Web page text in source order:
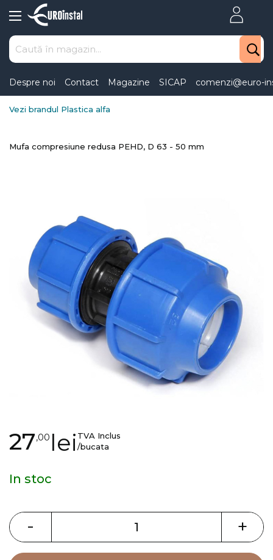
to
Content
Despre noi Contact Magazine SICAP comenzi@euro-
Vezi brandul Plastica alfa
Mufa compresiune redusa PEHD, D 63 - 50 mm
images
gallery
Skip
to
beginning
images
gallery
27,00 leiTVA Inclus
/bucata
In stoc
- +